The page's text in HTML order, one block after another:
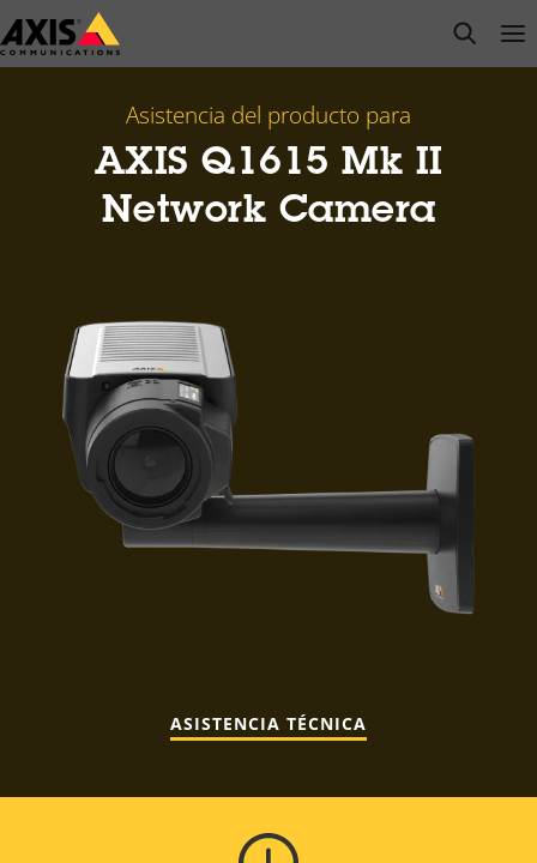
Saltar
al
open
Asistencia del producto para
AXIS Q1615 Mk II
Network Camera
ASISTENCIA TÉCNICA